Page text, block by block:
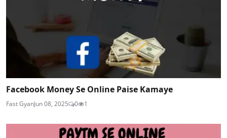
Facebook Money Se Online Paise Kamaye
Fast GyanJun 08, 2025 0 1